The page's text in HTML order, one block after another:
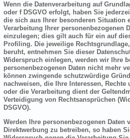
Wenn die Datenverarbeitung auf
oder f DSGVO erfolgt, haben Sie
die sich aus Ihrer besonderen Situation
Verarbeitung Ihrer personenbezogenen
einzulegen; dies gilt auch für ein auf
Profiling. Die jeweilige
beruht, entnehmen Sie dieser
Widerspruch einlegen, werden wir Ihre
personenbezogenen Daten nicht mehr
können zwingende schutzwürdige
nachweisen, die Ihre Interessen, Rechte
oder die Verarbeitung dient der
Verteidigung von Rechtsansprüchen
DSGVO).
Werden Ihre personenbezogenen Daten
Direktwerbung zu betreiben, so haben